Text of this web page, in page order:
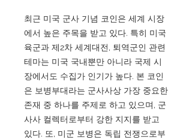
최근 미국 군사 기념 코인은 세계 시장
에서 높은 주목을 받고 있다. 특히 미국
육군과 제2차 세계대전, 퇴역군인 관련
테마는 미국 국내뿐만 아니라 국제 시
장에서도 수집가 인기가 높다. 본 코인
은 보병부대라는 군사사상 가장 중요한
존재 중 하나를 주제로 하고 있으며, 군
사사 컬렉터로부터 강한 지지를 받고
있다. 또, 미군 보병은 독립 전쟁으로부